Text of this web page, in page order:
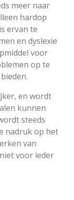
meer naar
hardop
ervan te
en dyslexie
voor
op te
en wordt
kunnen
steeds
nadruk op het
van
voor ieder